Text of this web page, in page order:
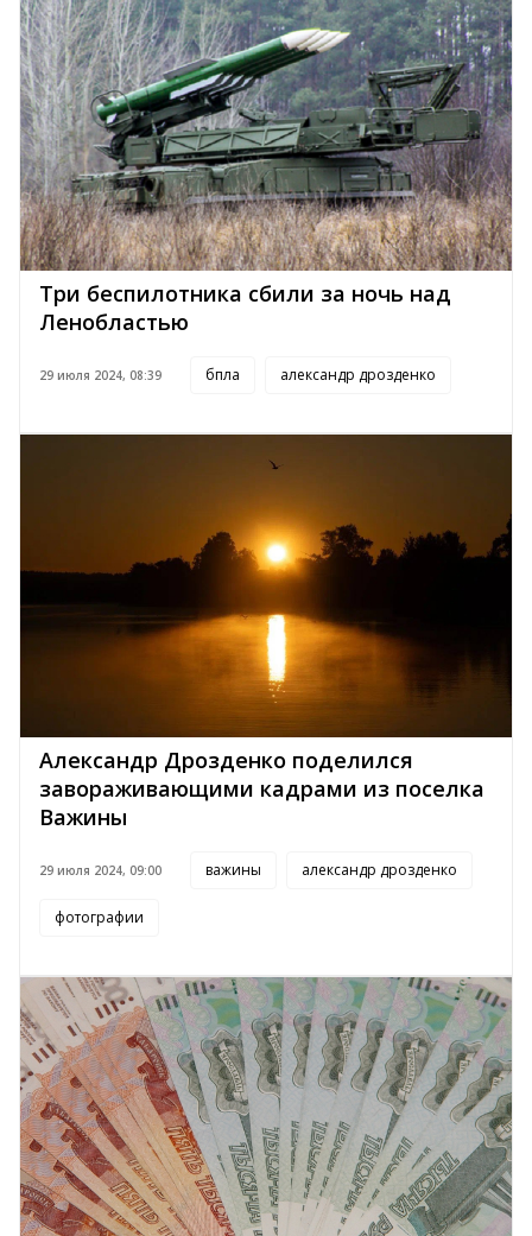
Три беспилотника сбили за ночь над
Ленобластью
29 июля 2024, 08:39 бпла александр дрозденко
Александр Дрозденко поделился
завораживающими кадрами из поселка
Важины
29 июля 2024, 09:00 важины александр дрозденко
фотографии